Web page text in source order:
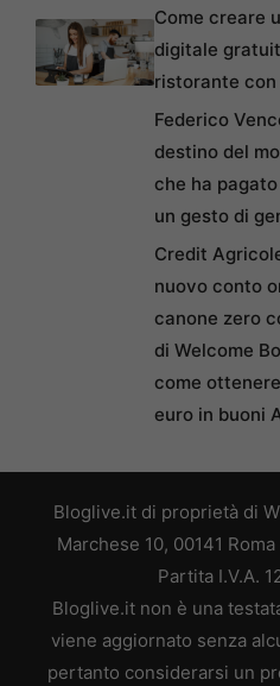
Come creare
digitale
ristorante con
Federico
destino del
che ha
un gesto di
Credit
nuovo conto
canone zero
di Welcome
come
euro in buoni
Bloglive.it di proprietà di
Marchese 10, 00141
Partita I.V.A.
Bloglive.it non è una
viene aggiornato senza
pertanto considerarsi un